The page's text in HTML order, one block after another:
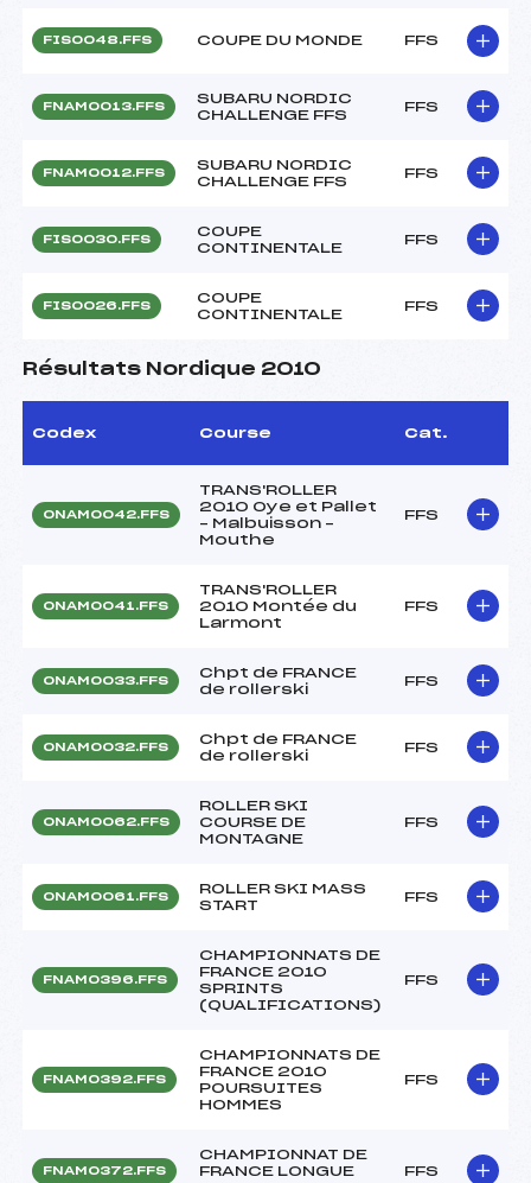
FIS0048.FFS COUPE DU MONDE FFS
FNAM0013.FFS
SUBARU NORDIC
CHALLENGE FFS
FFS
FNAM0012.FFS
SUBARU NORDIC
CHALLENGE FFS
FFS
FIS0030.FFS
COUPE
CONTINENTALE
FFS
FIS0026.FFS
COUPE
CONTINENTALE
FFS
Résultats Nordique 2010
Codex Course Cat.
ONAM0042.FFS
TRANS'ROLLER
2010 Oye et Pallet
– Malbuisson –
Mouthe
FFS
ONAM0041.FFS
TRANS'ROLLER
2010 Montée du
Larmont
FFS
ONAM0033.FFS
Chpt de FRANCE
de rollerski
FFS
ONAM0032.FFS
Chpt de FRANCE
de rollerski
FFS
ONAM0062.FFS
ROLLER SKI
COURSE DE
MONTAGNE
FFS
ONAM0061.FFS
ROLLER SKI MASS
START
FFS
FNAM0396.FFS
CHAMPIONNATS DE
FRANCE 2010
SPRINTS
(QUALIFICATIONS)
FFS
FNAM0392.FFS
CHAMPIONNATS DE
FRANCE 2010
POURSUITES
HOMMES
FFS
FNAM0372.FFS
CHAMPIONNAT DE
FRANCE LONGUE
FFS